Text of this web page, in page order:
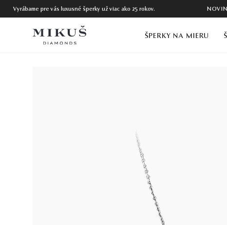
Vyrábame pre vás luxusné šperky už viac ako 25 rokov.
ŠPERKY NA MIERU